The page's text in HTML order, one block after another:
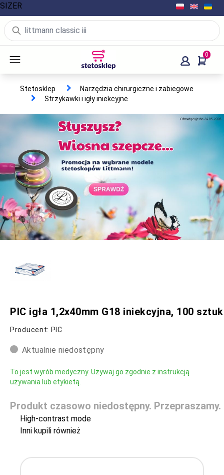
0
Stetosklep
Narzędzia chirurgiczne i zabiegowe
Strzykawki i igły iniekcyjne
PIC igła 1,2x40mm G18 iniekcyjna, 100 sztuk
Producent: PIC
Aktualnie niedostępny
To jest wyrób medyczny. Używaj go zgodnie z instrukcją
używania lub etykietą.
Produkt czasowo niedostępny. Przepraszamy.
High-contrast mode
Inni kupili również
SIZER